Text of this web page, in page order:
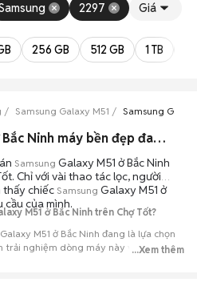
2297 Giá
256 GB 512 GB 1 TB
Samsung Galaxy M51 Samsung
0 Samsung Galaxy M51 ở Bắc Ninh máy bền đẹp đang bán 08/2026
Samsung Galaxy M51 ở Bắc Ninh
Chỉ với vài thao tác lọc, người
chiếc Samsung Galaxy M51 ở
cầu của mình.
M51 ở Bắc Ninh trên Chợ Tốt?
M51 ở Bắc Ninh đang là lựa chọn
trải nghiệm dòng máy này với chi phí
...Xem thêm